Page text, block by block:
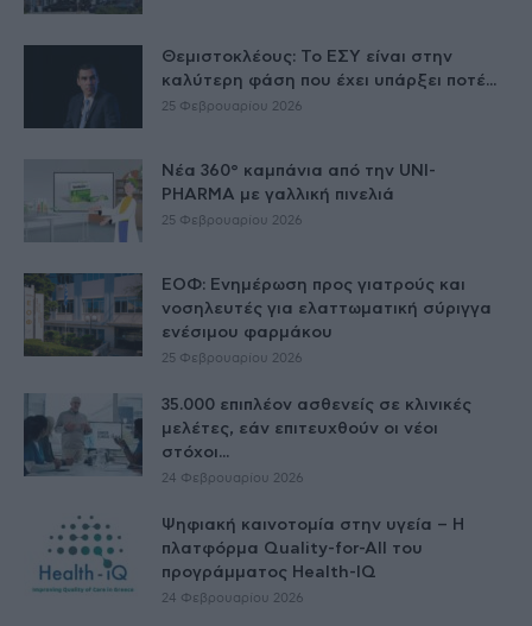
Θεμιστοκλέους: Το ΕΣΥ είναι στην
καλύτερη φάση που έχει υπάρξει ποτέ...
25 Φεβρουαρίου 2026
Νέα 360° καμπάνια από την UNI-
PHARMA με γαλλική πινελιά
25 Φεβρουαρίου 2026
ΕΟΦ: Ενημέρωση προς γιατρούς και
νοσηλευτές για ελαττωματική σύριγγα
ενέσιμου φαρμάκου
25 Φεβρουαρίου 2026
35.000 επιπλέον ασθενείς σε κλινικές
μελέτες, εάν επιτευχθούν οι νέοι
στόχοι...
24 Φεβρουαρίου 2026
Ψηφιακή καινοτομία στην υγεία – H
πλατφόρμα Quality-for-All του
προγράμματος Health-IQ
24 Φεβρουαρίου 2026